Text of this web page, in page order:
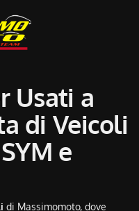
Usati a
di Veicoli
e
di Massimomoto, dove